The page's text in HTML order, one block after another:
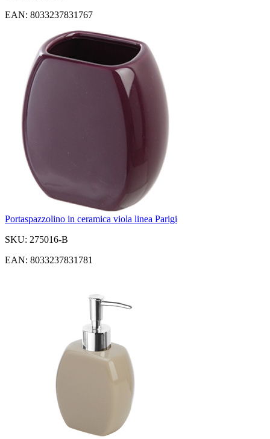
EAN: 8033237831767
Portaspazzolino in ceramica viola linea Parigi
SKU: 275016-B
EAN: 8033237831781